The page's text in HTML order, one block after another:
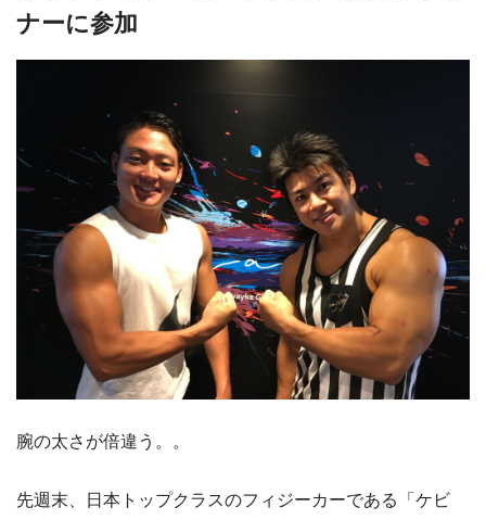
ナーに参加
腕の太さが倍違う。。
先週末、日本トップクラスのフィジーカーである「ケビ